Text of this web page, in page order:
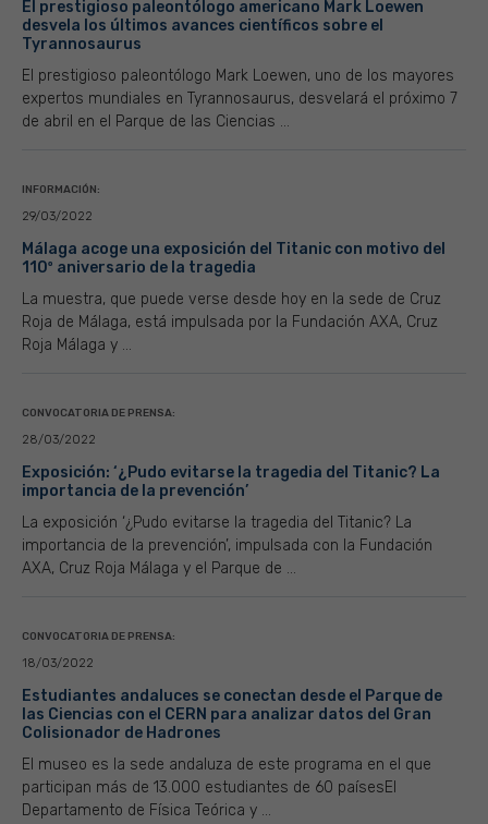
El prestigioso paleontólogo americano Mark Loewen
desvela los últimos avances científicos sobre el
Tyrannosaurus
El prestigioso paleontólogo Mark Loewen, uno de los mayores
expertos mundiales en Tyrannosaurus, desvelará el próximo 7
de abril en el Parque de las Ciencias ...
INFORMACIÓN:
29/03/2022
Málaga acoge una exposición del Titanic con motivo del
110º aniversario de la tragedia
La muestra, que puede verse desde hoy en la sede de Cruz
Roja de Málaga, está impulsada por la Fundación AXA, Cruz
Roja Málaga y ...
CONVOCATORIA DE PRENSA:
28/03/2022
Exposición: ‘¿Pudo evitarse la tragedia del Titanic? La
importancia de la prevención’
La exposición ‘¿Pudo evitarse la tragedia del Titanic? La
importancia de la prevención’, impulsada con la Fundación
AXA, Cruz Roja Málaga y el Parque de ...
CONVOCATORIA DE PRENSA:
18/03/2022
Estudiantes andaluces se conectan desde el Parque de
las Ciencias con el CERN para analizar datos del Gran
Colisionador de Hadrones
El museo es la sede andaluza de este programa en el que
participan más de 13.000 estudiantes de 60 paísesEl
Departamento de Física Teórica y ...